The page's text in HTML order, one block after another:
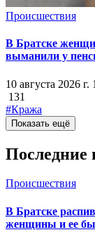
Происшествия
В Братске
выманили у
10 августа 2026 г.
131
#Кража
Показать ещё
Последние
Происшествия
В Братске
женщины и ее